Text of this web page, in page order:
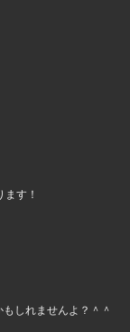
す！
しれませんよ？＾＾